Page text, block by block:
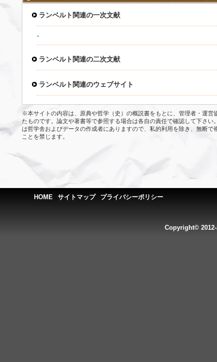
ランベルト関連の一次文献
-
ランベルト関連の二次文献
ランベルト関連のウェブサイト
※本サイトの内容は、原典や哲学（史）の概説書をもとに、管理者・運営
たものです。論文や著書等で参照する場合は各自の責任で確認して下さい
は哲学舎およびデータの作成者にありますので、私的利用を除き、無断で
ことを禁じます。
HOME サイトマップ プライバシーポリシー
Copyright©